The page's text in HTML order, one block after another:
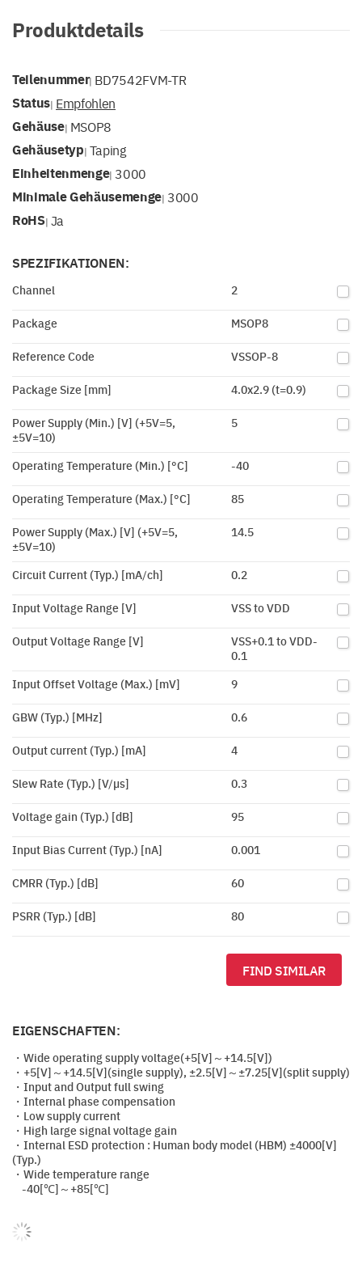
Produktdetails
Teilenummer| BD7542FVM-TR
Status| Empfohlen
Gehäuse| MSOP8
Gehäusetyp| Taping
Einheitenmenge| 3000
Minimale Gehäusemenge| 3000
RoHS| Ja
SPEZIFIKATIONEN:
Channel 2
Package MSOP8
Reference Code VSSOP-8
Package Size [mm] 4.0x2.9 (t=0.9)
Power Supply (Min.) [V] (+5V=5,
±5V=10)
5
Operating Temperature (Min.) [°C] -40
Operating Temperature (Max.) [°C] 85
Power Supply (Max.) [V] (+5V=5,
±5V=10)
14.5
Circuit Current (Typ.) [mA/ch] 0.2
Input Voltage Range [V] VSS to VDD
Output Voltage Range [V]
VSS+0.1 to VDD-
0.1
Input Offset Voltage (Max.) [mV]
9
GBW (Typ.) [MHz] 0.6
Output current (Typ.) [mA] 4
Slew Rate (Typ.) [V/µs] 0.3
Voltage gain (Typ.) [dB] 95
Input Bias Current (Typ.) [nA] 0.001
CMRR (Typ.) [dB] 60
PSRR (Typ.) [dB] 80
FIND SIMILAR
EIGENSCHAFTEN:
・Wide operating supply voltage(+5[V]～+14.5[V])
・+5[V]～+14.5[V](single supply), ±2.5[V]～±7.25[V](split supply)
・Input and Output full swing
・Internal phase compensation
・Low supply current
・High large signal voltage gain
・Internal ESD protection : Human body model (HBM) ±4000[V]
(Typ.)
・Wide temperature range
-40[℃]～+85[℃]